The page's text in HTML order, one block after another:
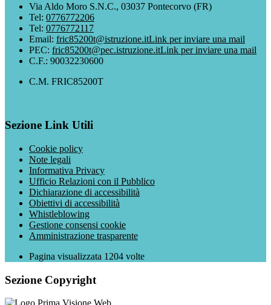
Via Aldo Moro S.N.C., 03037 Pontecorvo (FR)
Tel: 0776772206
Tel: 0776772117
Email: fric85200t@istruzione.itLink per inviare una mail
PEC: fric85200t@pec.istruzione.itLink per inviare una mail
C.F.: 90032230600
C.M. FRIC85200T
Sezione Link Utili
Cookie policy
Note legali
Informativa Privacy
Ufficio Relazioni con il Pubblico
Dichiarazione di accessibilità
Obiettivi di accessibilità
Whistleblowing
Gestione consensi cookie
Amministrazione trasparente
Pagina visualizzata 1204 volte
Sezione Copyright